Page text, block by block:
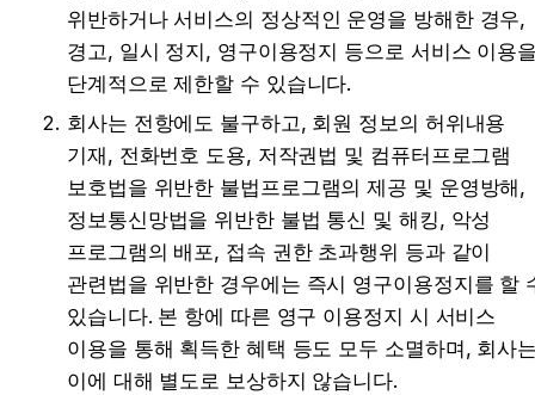
위반하거나 서비스의 정상적인 운영을 방해한 경우,
경고, 일시 정지, 영구이용정지 등으로 서비스 이용
단계적으로 제한할 수 있습니다.
회사는 전항에도 불구하고, 회원 정보의 허위내용
기재, 전화번호 도용, 저작권법 및 컴퓨터프로그램
보호법을 위반한 불법프로그램의 제공 및 운영방해,
정보통신망법을 위반한 불법 통신 및 해킹, 악성
프로그램의 배포, 접속 권한 초과행위 등과 같이
관련법을 위반한 경우에는 즉시 영구이용정지를 할
있습니다. 본 항에 따른 영구 이용정지 시 서비스
이용을 통해 획득한 혜택 등도 모두 소멸하며, 회사
이에 대해 별도로 보상하지 않습니다.